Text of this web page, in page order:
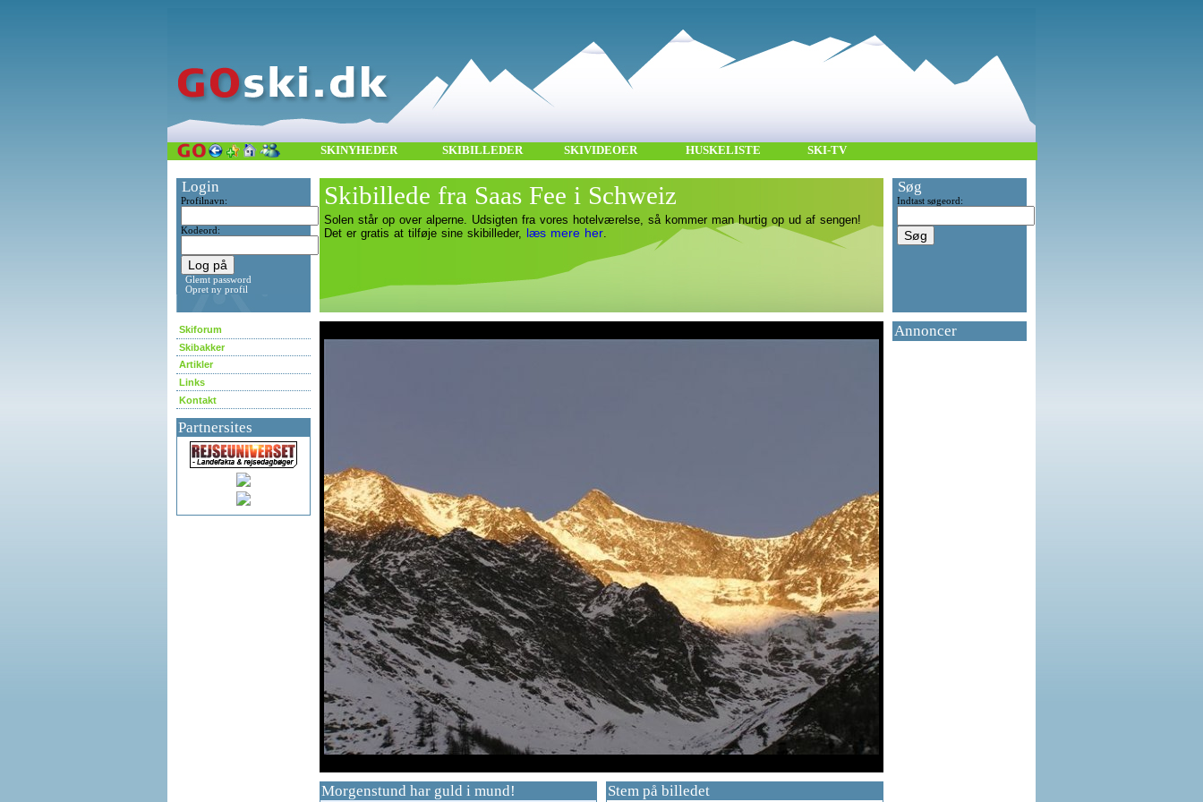
SKINYHEDER SKIBILLEDER SKIVIDEOER HUSKELISTE SKI-TV
Login
Profilnavn:
Kodeord:
Glemt password
Opret ny profil
Skiforum
Skibakker
Artikler
Links
Kontakt
Partnersites
Skibillede fra Saas Fee i Schweiz
Solen står op over alperne. Udsigten fra vores hotelværelse, så kommer man hurtig op ud af sengen!
Det er gratis at tilføje sine skibilleder, læs mere her.
Morgenstund har guld i mund! Stem på billedet
Søg
Indtast søgeord:
Annoncer